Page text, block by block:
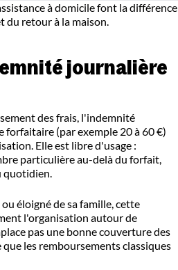
à domicile font la différence
du retour à la maison.
journalière
des frais, l'indemnité
forfaitaire (par exemple 20 à 60 €)
Elle est libre d'usage :
particulière au-delà du forfait,
quotidien.
éloigné de sa famille, cette
l'organisation autour de
pas une bonne couverture des
les remboursements classiques